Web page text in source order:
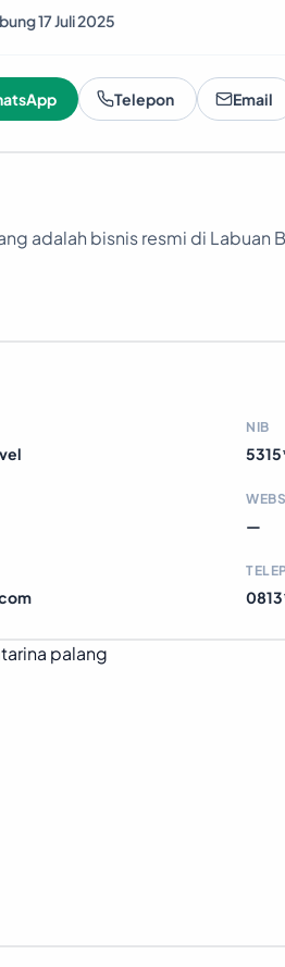
17 Juli 2025
Telepon Email
adalah bisnis resmi di Labuan
NIB
—